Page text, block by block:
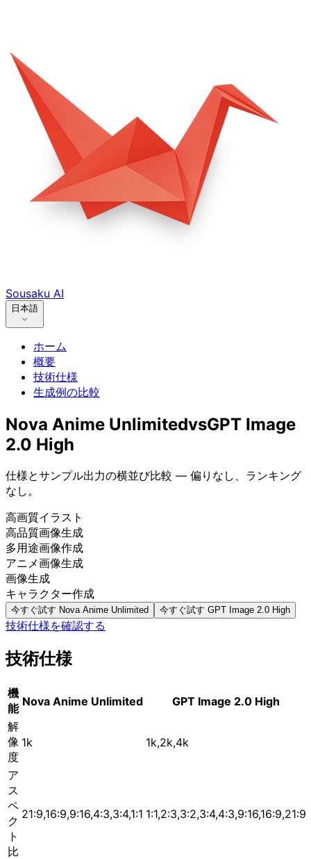
Sousaku AI
日本語
ホーム
概要
技術仕様
生成例の比較
Nova Anime UnlimitedvsGPT Image
2.0 High
仕様とサンプル出力の横並び比較 — 偏りなし、ランキング
なし。
高画質イラスト
高品質画像生成
多用途画像作成
アニメ画像生成
画像生成
キャラクター作成
今すぐ試す Nova Anime Unlimited 今すぐ試す GPT Image 2.0 High
技術仕様を確認する
技術仕様
機
能 Nova Anime Unlimited
GPT Image 2.0 High
解
像
度
1k 1k,2k,4k
ア
ス
ペ
ク
ト
比
21:9,16:9,9:16,4:3,3:4,1:1 1:1,2:3,3:2,3:4,4:3,9:16,16:9,21:9